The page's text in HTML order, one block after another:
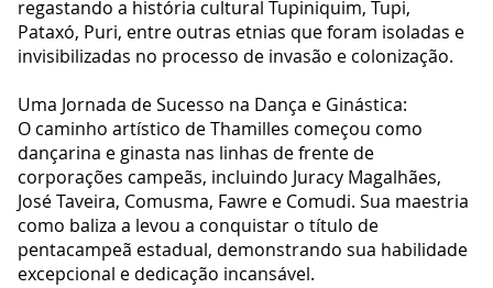
regastando a história cultural Tupiniquim, Tupi,
Pataxó, Puri, entre outras etnias que foram isoladas e
invisibilizadas no processo de invasão e colonização.
Uma Jornada de Sucesso na Dança e Ginástica:
O caminho artístico de Thamilles começou como
dançarina e ginasta nas linhas de frente de
corporações campeãs, incluindo Juracy Magalhães,
José Taveira, Comusma, Fawre e Comudi. Sua maestria
como baliza a levou a conquistar o título de
pentacampeã estadual, demonstrando sua habilidade
excepcional e dedicação incansável.